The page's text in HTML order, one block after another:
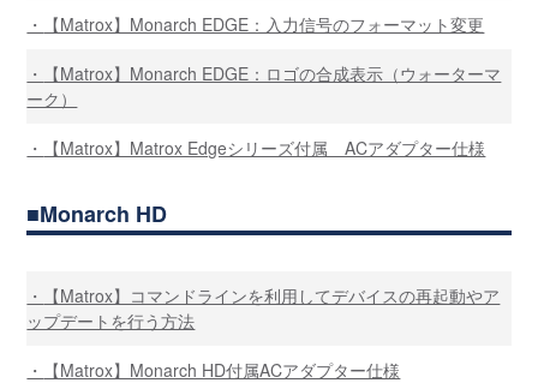
【Matrox】Monarch EDGE：入力信号のフォーマット変更
【Matrox】Monarch EDGE：ロゴの合成表示（ウォーターマ
ーク）
【Matrox】Matrox Edgeシリーズ付属 ACアダプター仕様
Monarch HD
【Matrox】コマンドラインを利用してデバイスの再起動やア
ップデートを行う方法
【Matrox】Monarch HD付属ACアダプター仕様